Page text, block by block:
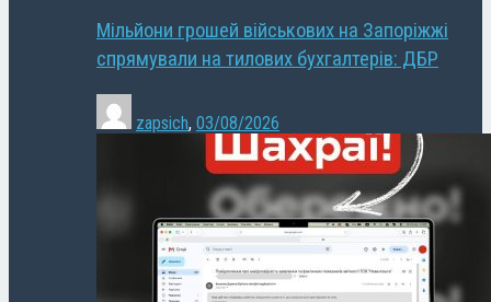
Мільйони грошей військових на Запоріжжі
спрямували на тилових бухгалтерів: ДБР
zapsich, 03/08/2026